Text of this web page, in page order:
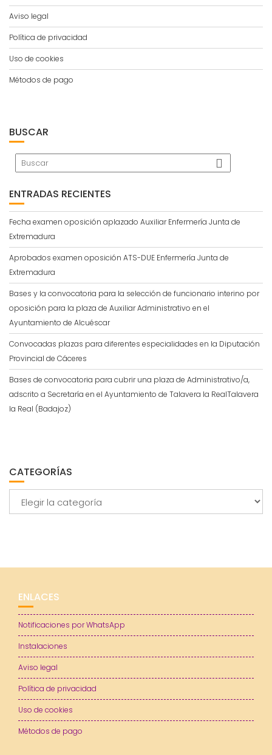
Aviso legal
Política de privacidad
Uso de cookies
Métodos de pago
BUSCAR
ENTRADAS RECIENTES
Fecha examen oposición aplazado Auxiliar Enfermería Junta de
Extremadura
Aprobados examen oposición ATS-DUE Enfermería Junta de
Extremadura
Bases y la convocatoria para la selección de funcionario interino por
oposición para la plaza de Auxiliar Administrativo en el
Ayuntamiento de Alcuéscar
Convocadas plazas para diferentes especialidades en la Diputación
Provincial de Cáceres
Bases de convocatoria para cubrir una plaza de Administrativo/a,
adscrito a Secretaría en el Ayuntamiento de Talavera la RealTalavera
la Real (Badajoz)
CATEGORÍAS
ENLACES
Notificaciones por WhatsApp
Instalaciones
Aviso legal
Política de privacidad
Uso de cookies
Métodos de pago